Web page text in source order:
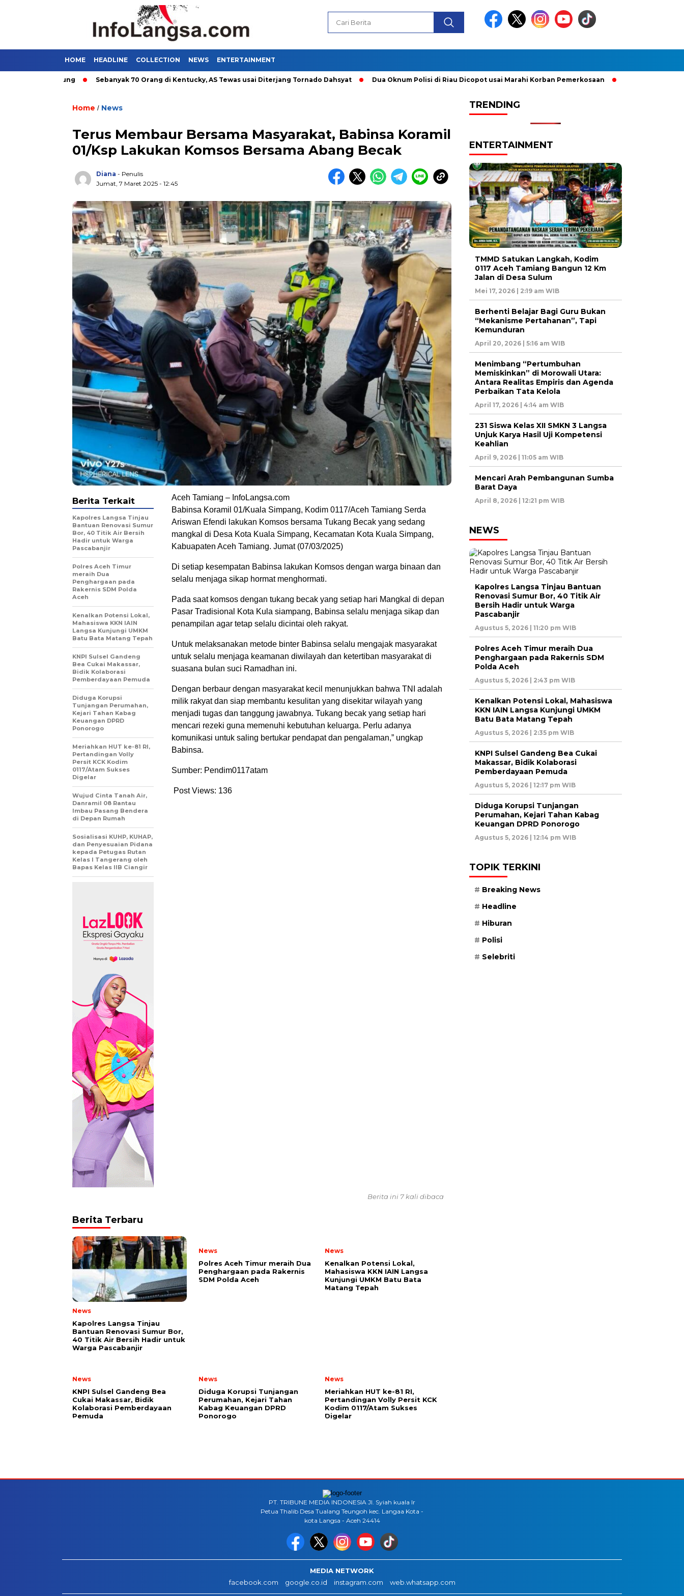
HOME HEADLINE COLLECTION NEWS ENTERTAINMENT
Sebanyak 70 Orang di Kentucky, AS Tewas usai Diterjang Tornado Dahsyat Dua Oknum Polisi di Riau Dicopot usai Marahi Korban Pemerkosaan Kemendag Cabut
Home / News
Terus Membaur Bersama Masyarakat, Babinsa Koramil
01/Ksp Lakukan Komsos Bersama Abang Becak
Diana - Penulis
Jumat, 7 Maret 2025 - 12:45
Aceh Tamiang – InfoLangsa.com
Babinsa Koramil 01/Kuala Simpang, Kodim 0117/Aceh Tamiang Serda
Ariswan Efendi lakukan Komsos bersama Tukang Becak yang sedang
mangkal di Desa Kota Kuala Simpang, Kecamatan Kota Kuala Simpang,
Kabuapaten Aceh Tamiang. Jumat (07/03/2025)
Di setiap kesempatan Babinsa lakukan Komsos dengan warga binaan dan
selalu menjaga sikap hormat menghormati.
Pada saat komsos dengan tukang becak yang setiap hari Mangkal di depan
Pasar Tradisional Kota Kula siampang, Babinsa selalu menjaga sikap dan
penampilan agar tetap selalu dicintai oleh rakyat.
Untuk melaksanakan metode binter Babinsa selalu mengajak masyarakat
untuk selalu menjaga keamanan diwilayah dan ketertiban masyarakat di
suasana bulan suci Ramadhan ini.
Dengan berbaur dengan masyarakat kecil menunjukkan bahwa TNI adalah
milik rakyat dan siap membantu kesulitan yang disekitar wilayah yang
menjadi tugas dan tanggung jawabnya. Tukang becak yang setiap hari
mencari rezeki guna memenuhi kebutuhan keluarga. Perlu adanya
komunikasi untuk saling bertukar pendapat dan pengalaman,” ungkap
Babinsa.
Sumber: Pendim0117atam
Post Views: 136
Berita Terkait
Kapolres Langsa Tinjau
Bantuan Renovasi Sumur
Bor, 40 Titik Air Bersih
Hadir untuk Warga
Pascabanjir
Polres Aceh Timur
meraih Dua
Penghargaan pada
Rakernis SDM Polda
Aceh
Kenalkan Potensi Lokal,
Mahasiswa KKN IAIN
Langsa Kunjungi UMKM
Batu Bata Matang Tepah
KNPI Sulsel Gandeng
Bea Cukai Makassar,
Bidik Kolaborasi
Pemberdayaan Pemuda
Diduga Korupsi
Tunjangan Perumahan,
Kejari Tahan Kabag
Keuangan DPRD
Ponorogo
Meriahkan HUT ke-81 RI,
Pertandingan Volly
Persit KCK Kodim
0117/Atam Sukses
Digelar
Wujud Cinta Tanah Air,
Danramil 08 Rantau
Imbau Pasang Bendera
di Depan Rumah
Sosialisasi KUHP, KUHAP,
dan Penyesuaian Pidana
kepada Petugas Rutan
Kelas I Tangerang oleh
Bapas Kelas IIB Ciangir
Berita ini 7 kali dibaca
Berita Terbaru
News
Kapolres Langsa Tinjau
Bantuan Renovasi Sumur Bor,
40 Titik Air Bersih Hadir untuk
Warga Pascabanjir
News
Polres Aceh Timur meraih Dua
Penghargaan pada Rakernis
SDM Polda Aceh
News
Kenalkan Potensi Lokal,
Mahasiswa KKN IAIN Langsa
Kunjungi UMKM Batu Bata
Matang Tepah
News
KNPI Sulsel Gandeng Bea
Cukai Makassar, Bidik
Kolaborasi Pemberdayaan
Pemuda
News
Diduga Korupsi Tunjangan
Perumahan, Kejari Tahan
Kabag Keuangan DPRD
Ponorogo
News
Meriahkan HUT ke-81 RI,
Pertandingan Volly Persit KCK
Kodim 0117/Atam Sukses
Digelar
TRENDING
ENTERTAINMENT
TMMD Satukan Langkah, Kodim
0117 Aceh Tamiang Bangun 12 Km
Jalan di Desa Sulum
Mei 17, 2026 | 2:19 am WIB
Berhenti Belajar Bagi Guru Bukan
“Mekanisme Pertahanan”, Tapi
Kemunduran
April 20, 2026 | 5:16 am WIB
Menimbang “Pertumbuhan
Memiskinkan” di Morowali Utara:
Antara Realitas Empiris dan Agenda
Perbaikan Tata Kelola
April 17, 2026 | 4:14 am WIB
231 Siswa Kelas XII SMKN 3 Langsa
Unjuk Karya Hasil Uji Kompetensi
Keahlian
April 9, 2026 | 11:05 am WIB
Mencari Arah Pembangunan Sumba
Barat Daya
April 8, 2026 | 12:21 pm WIB
NEWS
Kapolres Langsa Tinjau Bantuan
Renovasi Sumur Bor, 40 Titik Air
Bersih Hadir untuk Warga
Pascabanjir
Agustus 5, 2026 | 11:20 pm WIB
Polres Aceh Timur meraih Dua
Penghargaan pada Rakernis SDM
Polda Aceh
Agustus 5, 2026 | 2:43 pm WIB
Kenalkan Potensi Lokal, Mahasiswa
KKN IAIN Langsa Kunjungi UMKM
Batu Bata Matang Tepah
Agustus 5, 2026 | 2:35 pm WIB
KNPI Sulsel Gandeng Bea Cukai
Makassar, Bidik Kolaborasi
Pemberdayaan Pemuda
Agustus 5, 2026 | 12:17 pm WIB
Diduga Korupsi Tunjangan
Perumahan, Kejari Tahan Kabag
Keuangan DPRD Ponorogo
Agustus 5, 2026 | 12:14 pm WIB
TOPIK TERKINI
Breaking News
Headline
Hiburan
Polisi
Selebriti
PT. TRIBUNE MEDIA INDONESIA Jl. Syiah kuala lr
Petua Thalib Desa Tualang Teungoh kec. Langaa Kota -
kota Langsa - Aceh 24414
MEDIA NETWORK
facebook.com
google.co.id instagram.com web.whatsapp.com